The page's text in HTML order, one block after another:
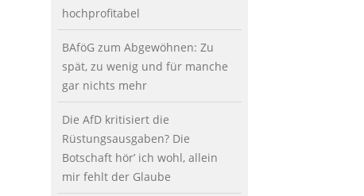
hochprofitabel
BAföG zum Abgewöhnen: Zu
spät, zu wenig und für manche
gar nichts mehr
Die AfD kritisiert die
Rüstungsausgaben? Die
Botschaft hör’ ich wohl, allein
mir fehlt der Glaube